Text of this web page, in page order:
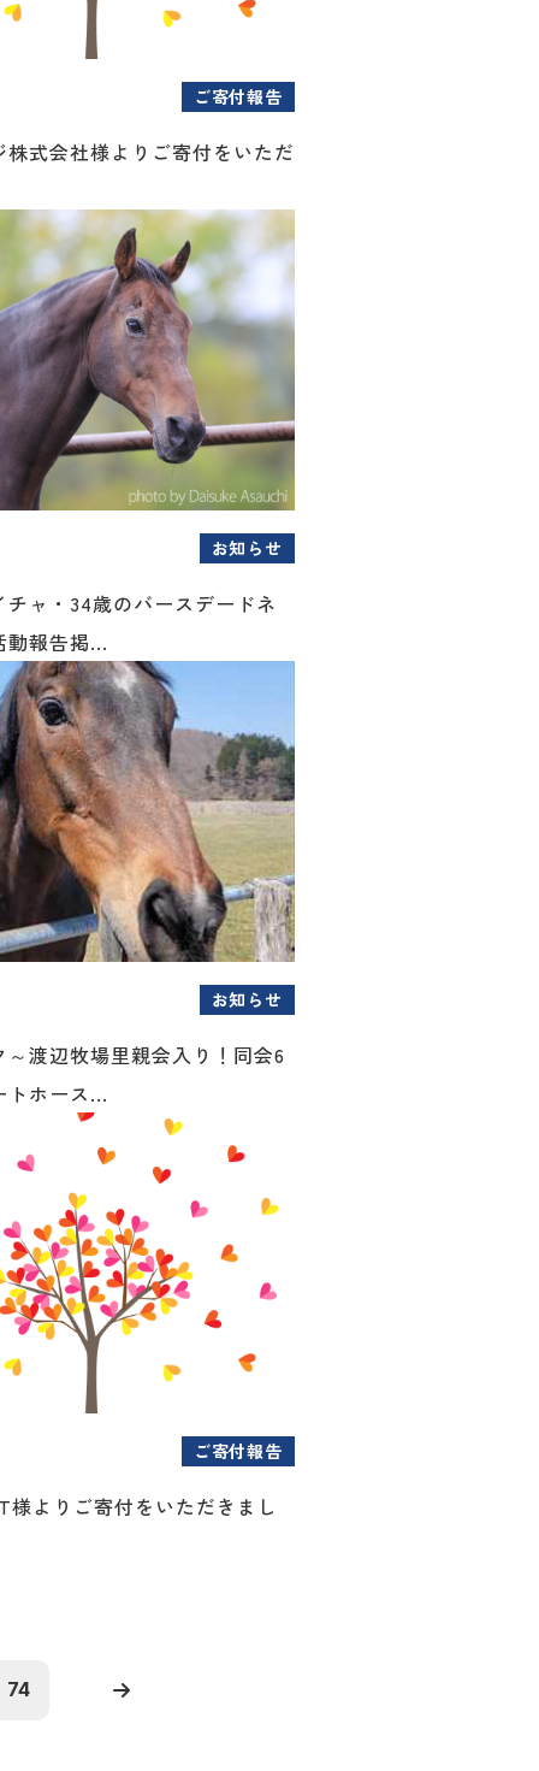
ご寄付報告
株式会社様よりご寄付をいただ
お知らせ
チャ・34歳のバースデードネ
動報告掲...
お知らせ
～渡辺牧場里親会入り！同会6
トホース...
ご寄付報告
様よりご寄付をいただきまし
74